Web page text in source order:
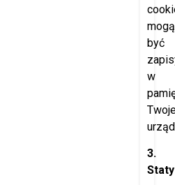
mogą
być
w
3.